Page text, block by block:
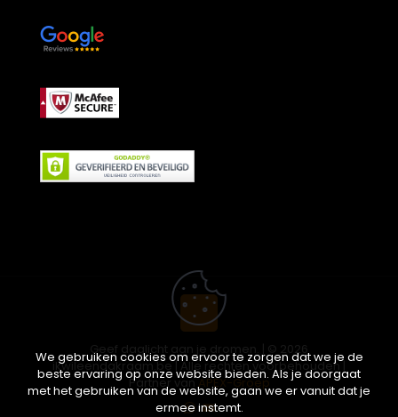
Geef daglicht aan je dromen. | © 2026
ikwileendakraam.be | Alle rechten voorbehouden |
Partner vanAPEX-Groep
We gebruiken cookies om ervoor te zorgen dat we je de
beste ervaring op onze website bieden. Als je doorgaat
met het gebruiken van de website, gaan we er vanuit dat je
ermee instemt.